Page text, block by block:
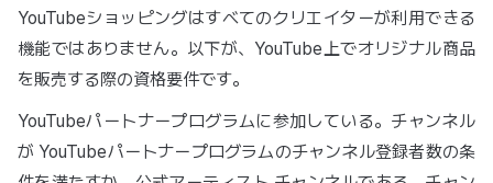
YouTubeショッピングはすべてのクリエイターが利用できる
機能ではありません。以下が、YouTube上でオリジナル商品
を販売する際の資格要件です。
YouTubeパートナープログラムに参加している。チャンネル
が YouTubeパートナープログラムのチャンネル登録者数の条